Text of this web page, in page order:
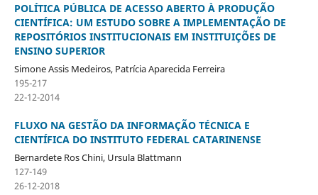
POLÍTICA PÚBLICA DE ACESSO ABERTO À PRODUÇÃO
CIENTÍFICA: UM ESTUDO SOBRE A IMPLEMENTAÇÃO DE
REPOSITÓRIOS INSTITUCIONAIS EM INSTITUIÇÕES DE
ENSINO SUPERIOR
Simone Assis Medeiros, Patrícia Aparecida Ferreira
195-217
22-12-2014
FLUXO NA GESTÃO DA INFORMAÇÃO TÉCNICA E
CIENTÍFICA DO INSTITUTO FEDERAL CATARINENSE
Bernardete Ros Chini, Ursula Blattmann
127-149
26-12-2018